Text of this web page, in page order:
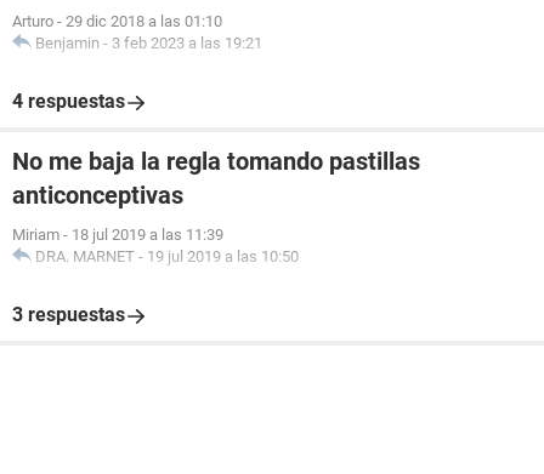
Arturo - 29 dic 2018 a las 01:10
Benjamin - 3 feb 2023 a las 19:21
4 respuestas
No me baja la regla tomando pastillas
anticonceptivas
Miriam - 18 jul 2019 a las 11:39
DRA. MARNET - 19 jul 2019 a las 10:50
3 respuestas